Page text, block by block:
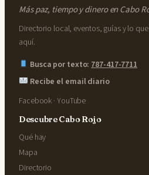
Más paz, tiempo y dinero en Cabo
Directorio local, eventos, guías y lo
aquí.
Busca por texto: 787-417-7711
Recibe el email diario
Facebook · YouTube
Descubre Cabo Rojo
Qué hay
Mapa
Directorio